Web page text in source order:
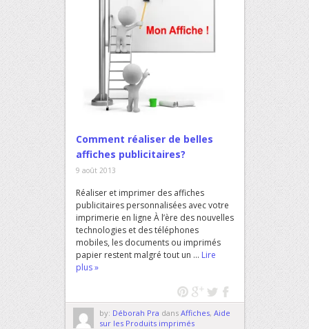
Comment réaliser de belles
affiches publicitaires?
9 août 2013
Réaliser et imprimer des affiches
publicitaires personnalisées avec votre
imprimerie en ligne À l’ère des nouvelles
technologies et des téléphones
mobiles, les documents ou imprimés
papier restent malgré tout un ... Lire
plus »
by: Déborah Pra dans Affiches, Aide
sur les Produits imprimés